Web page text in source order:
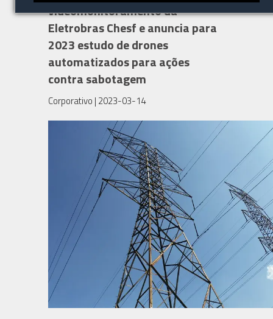
videomonitoramento da
Eletrobras Chesf e anuncia para
2023 estudo de drones
automatizados para ações
contra sabotagem
Corporativo | 2023-03-14